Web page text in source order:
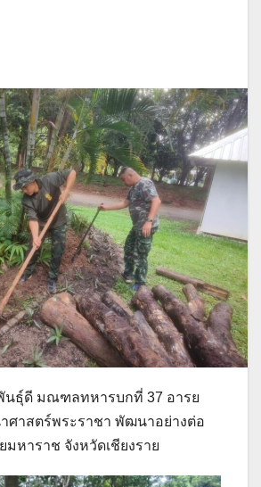
นธุ์ดี มณฑลทหารบกที่ 37 อารย
ศาสตร์พระราชา พัฒนาอย่างต่อ
มหาราช จังหวัดเชียงราย